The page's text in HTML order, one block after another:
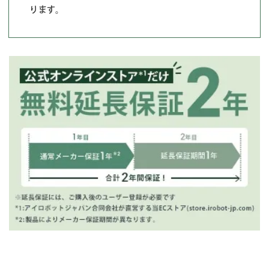
ります。